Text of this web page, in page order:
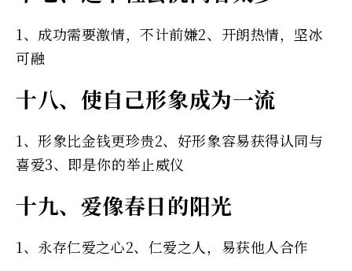
1、成功需要激情，不计前嫌2、开朗热情，坚冰
可融
十八、使自己形象成为一流
1、形象比金钱更珍贵2、好形象容易获得认同与
喜爱3、即是你的举止威仪
十九、爱像春日的阳光
1、永存仁爱之心2、仁爱之人，易获他人合作